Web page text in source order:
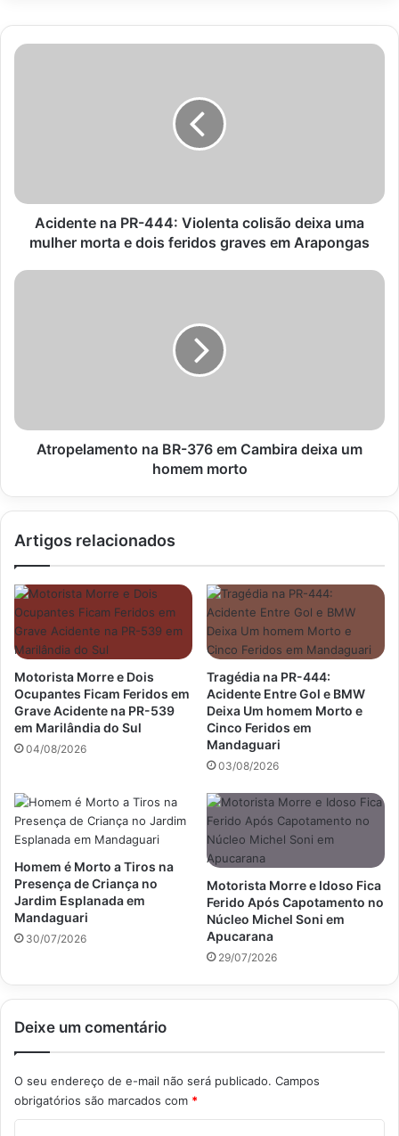
Acidente
mulher
morta
feridos
Acidente na PR-444: Violenta colisão deixa uma
mulher morta e dois feridos graves em Arapongas
Atropelamento
homem
mortoAtropelamento na BR-376 em Cambira deixa um
homem morto
Artigos relacionados
Motorista Morre e Dois
Ocupantes Ficam Feridos em
Grave Acidente na PR-539
em Marilândia do Sul
04/08/2026
Tragédia na PR-444:
Acidente Entre Gol e BMW
Deixa Um homem Morto e
Cinco Feridos em
Mandaguari
03/08/2026
Homem é Morto a Tiros na
Presença de Criança no
Jardim Esplanada em
Mandaguari
30/07/2026
Motorista Morre e Idoso Fica
Ferido Após Capotamento no
Núcleo Michel Soni em
Apucarana
29/07/2026
Deixe um comentário
O seu endereço de e-mail não será publicado. Campos
obrigatórios são marcados com *